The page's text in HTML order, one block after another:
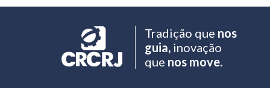
Tradição que nos
guia,inovação
que nos move.